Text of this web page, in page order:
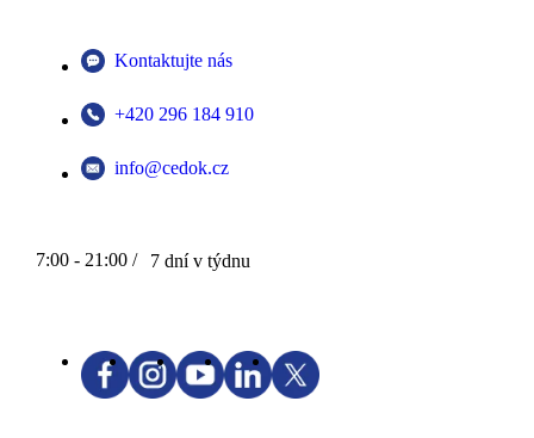
Kontaktujte nás
+420 296 184 910
info@cedok.cz
7:00 - 21:00 / 7 dní v týdnu